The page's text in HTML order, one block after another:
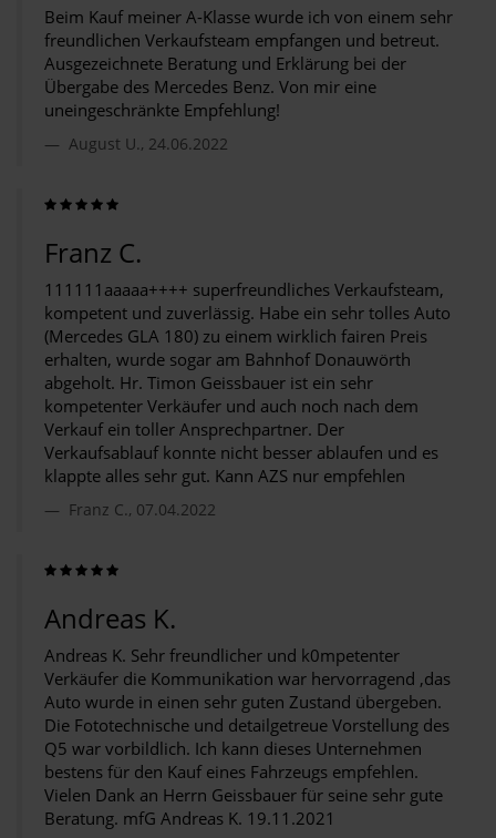
Beim Kauf meiner A-Klasse wurde ich von einem sehr
freundlichen Verkaufsteam empfangen und betreut.
Ausgezeichnete Beratung und Erklärung bei der
Übergabe des Mercedes Benz. Von mir eine
uneingeschränkte Empfehlung!
August U., 24.06.2022
Franz C.
111111aaaaa++++ superfreundliches Verkaufsteam,
kompetent und zuverlässig. Habe ein sehr tolles Auto
(Mercedes GLA 180) zu einem wirklich fairen Preis
erhalten, wurde sogar am Bahnhof Donauwörth
abgeholt. Hr. Timon Geissbauer ist ein sehr
kompetenter Verkäufer und auch noch nach dem
Verkauf ein toller Ansprechpartner. Der
Verkaufsablauf konnte nicht besser ablaufen und es
klappte alles sehr gut. Kann AZS nur empfehlen
Franz C., 07.04.2022
Andreas K.
Andreas K. Sehr freundlicher und k0mpetenter
Verkäufer die Kommunikation war hervorragend ,das
Auto wurde in einen sehr guten Zustand übergeben.
Die Fototechnische und detailgetreue Vorstellung des
Q5 war vorbildlich. Ich kann dieses Unternehmen
bestens für den Kauf eines Fahrzeugs empfehlen.
Vielen Dank an Herrn Geissbauer für seine sehr gute
Beratung. mfG Andreas K. 19.11.2021